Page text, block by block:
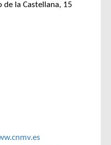
de la Castellana, 15